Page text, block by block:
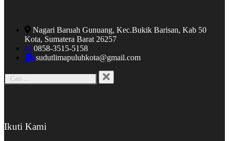
Nagari Baruah Gunuang, Kec.Bukik Barisan, Kab 50
Kota, Sumatera Barat 26257
0858-3515-5158
sudutlimapuluhkota@gmail.com
Ikuti Kami